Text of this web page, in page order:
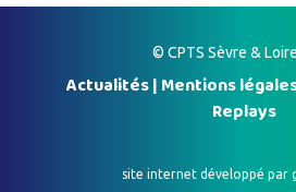
© CPTS Sèvre &
Actualités| Mentions
Replays
site internet développé par